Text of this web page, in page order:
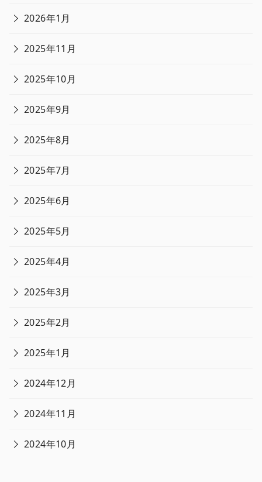
2026年1月
2025年11月
2025年10月
2025年9月
2025年8月
2025年7月
2025年6月
2025年5月
2025年4月
2025年3月
2025年2月
2025年1月
2024年12月
2024年11月
2024年10月